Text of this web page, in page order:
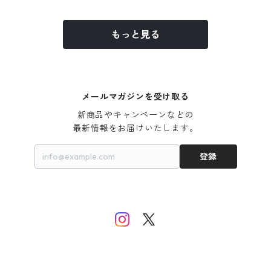
もっと見る
メールマガジンを受け取る
新商品やキャンペーンなどの
最新情報をお届けいたします。
登録